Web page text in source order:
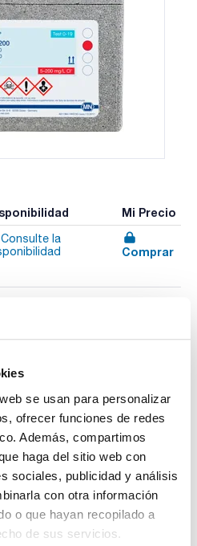
se usan para personalizar
ofrecer funciones de redes
Además, compartimos
haga del sitio web con
sociales, publicidad y análisis
con otra información
o que hayan recopilado a
de sus servicios.
Mi Precio
la
Comprar
L Cl- / 0,10-1,00 g/L Cl-
(II) / Nitrato de hierro (III)
para el análisis
uso sencillo, y constituyen, la
rutinarios, automonitoreo y
a los reactivos exactamente
un diámetro de 16 mm así
de forma precisa
exactitud y fiabilidad.
COA